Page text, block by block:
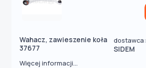
Wahacz, zawieszenie koła
37677
dostawca:
SIDEM
Więcej informacji...